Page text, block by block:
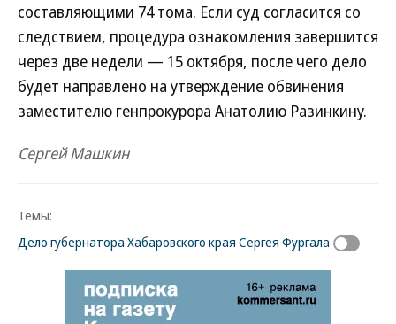
составляющими 74 тома. Если суд согласится со
следствием, процедура ознакомления завершится
через две недели — 15 октября, после чего дело
будет направлено на утверждение обвинения
заместителю генпрокурора Анатолию Разинкину.
Сергей Машкин
Темы:
Дело губернатора Хабаровского края Сергея Фургала